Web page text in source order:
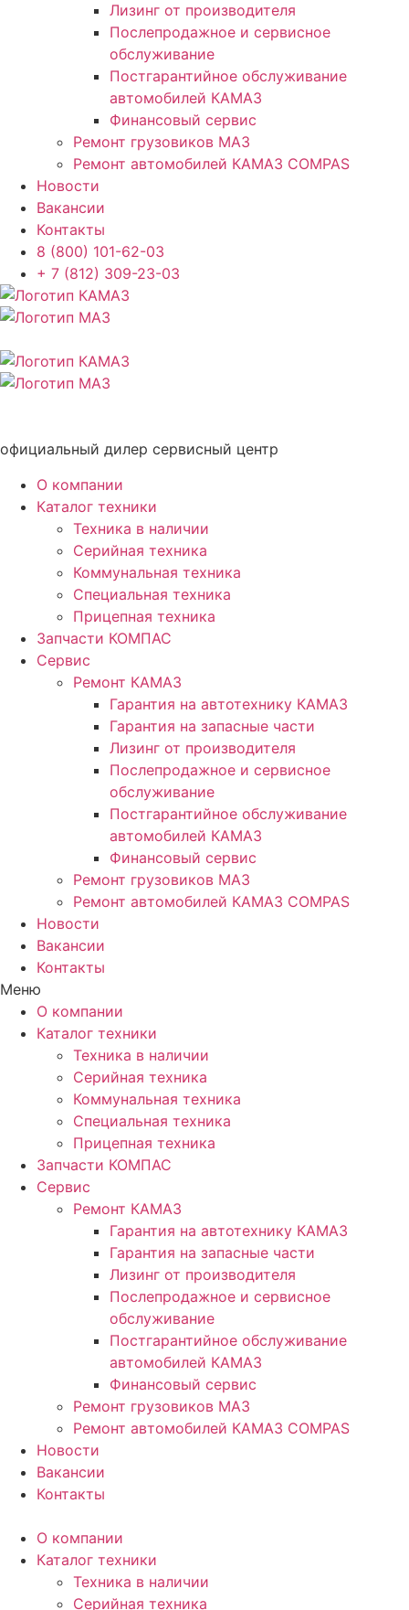
Лизинг от производителя
Послепродажное и сервисное
обслуживание
Постгарантийное обслуживание
автомобилей КАМАЗ
Финансовый сервис
Ремонт грузовиков МАЗ
Ремонт автомобилей КАМАЗ COMPAS
Новости
Вакансии
Контакты
8 (800) 101-62-03
+ 7 (812) 309-23-03
официальный дилер сервисный центр
О компании
Каталог техники
Техника в наличии
Серийная техника
Коммунальная техника
Специальная техника
Прицепная техника
Запчасти КОМПАС
Сервис
Ремонт КАМАЗ
Гарантия на автотехнику КАМАЗ
Гарантия на запасные части
Лизинг от производителя
Послепродажное и сервисное
обслуживание
Постгарантийное обслуживание
автомобилей КАМАЗ
Финансовый сервис
Ремонт грузовиков МАЗ
Ремонт автомобилей КАМАЗ COMPAS
Новости
Вакансии
Контакты
Меню
О компании
Каталог техники
Техника в наличии
Серийная техника
Коммунальная техника
Специальная техника
Прицепная техника
Запчасти КОМПАС
Сервис
Ремонт КАМАЗ
Гарантия на автотехнику КАМАЗ
Гарантия на запасные части
Лизинг от производителя
Послепродажное и сервисное
обслуживание
Постгарантийное обслуживание
автомобилей КАМАЗ
Финансовый сервис
Ремонт грузовиков МАЗ
Ремонт автомобилей КАМАЗ COMPAS
Новости
Вакансии
Контакты
О компании
Каталог техники
Техника в наличии
Серийная техника